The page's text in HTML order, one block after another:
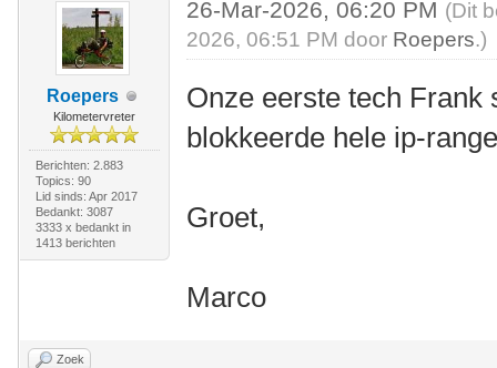
Roepers
Kilometervreter
Berichten: 2.883
Topics: 90
Lid sinds: Apr 2017
Bedankt: 3087
3333 x bedankt in
1413 berichten
26-Mar-2026, 06:20 PM (Dit
2026, 06:51 PM door Roepers.)
Onze eerste tech Frank
blokkeerde hele ip-
Groet,
Marco
Zoek